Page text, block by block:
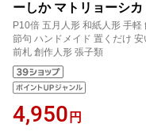
ーしか マトリョーシ
P10倍 五月人形 和紙人形 手
節句 ハンドメイド 置くだけ
前札 創作人形 張子類
4,950 円